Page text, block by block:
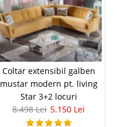
Coltar extensibil galben
mustar modern pt. living
Star 3+2 locuri
8.498 Lei 5.150 Lei